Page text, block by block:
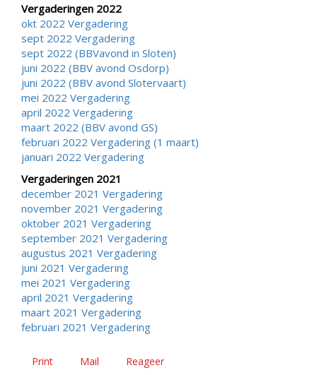
Vergaderingen 2022
okt 2022 Vergadering
sept 2022 Vergadering
sept 2022 (BBVavond in Sloten)
juni 2022 (BBV avond Osdorp)
juni 2022 (BBV avond Slotervaart)
mei 2022 Vergadering
april 2022 Vergadering
maart 2022 (BBV avond GS)
februari 2022 Vergadering (1 maart)
januari 2022 Vergadering
Vergaderingen 2021
december 2021 Vergadering
november 2021 Vergadering
oktober 2021 Vergadering
september 2021 Vergadering
augustus 2021 Vergadering
juni 2021 Vergadering
mei 2021 Vergadering
april 2021 Vergadering
maart 2021 Vergadering
februari 2021 Vergadering
Print Mail Reageer